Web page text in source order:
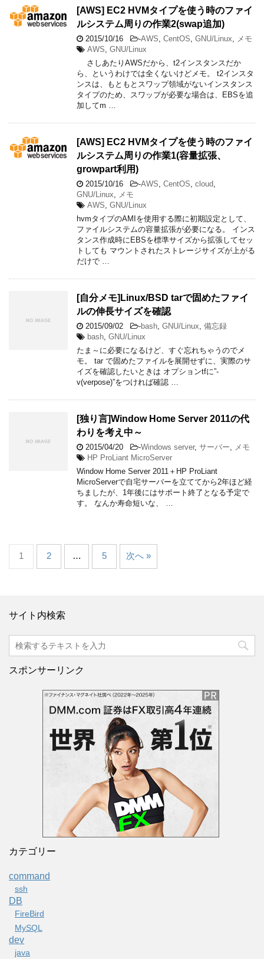
[AWS] EC2 HVMタイプを使う時のファイ
ルシステム周りの作業2(swap追加)
2015/10/16 -AWS, CentOS, GNU/Linux, メモ
AWS, GNU/Linux
さしあたりAWSだから、t2インスタンスだか
ら、というわけでは全くないけどメモ。 t2インスタ
ンスは、もともとスワップ領域がないインスタンス
タイプのため、スワップが必要な場合は、EBSを追
加してm …
[AWS] EC2 HVMタイプを使う時のファイ
ルシステム周りの作業1(容量拡張、
growpart利用)
2015/10/16 -AWS, CentOS, cloud,
GNU/Linux, メモ
AWS, GNU/Linux
hvmタイプのAMIを使用する際に初期設定として、
ファイルシステムの容量拡張が必要になる。 インス
タンス作成時にEBSを標準サイズから拡張してセッ
トしても マウントされたストレージサイズが上がる
だけで …
[自分メモ]Linux/BSD tarで固めたファイ
ルの伸長サイズを確認
2015/09/02 -bash, GNU/Linux, 備忘録
bash, GNU/Linux
たま～に必要になるけど、すぐ忘れちゃうのでメ
モ。 tar で固めたファイルを展開せずに、実際のサ
イズを確認したいときは オプションtfに”-
v(verpose)”をつければ確認 …
[独り言]Window Home Server 2011の代
わりを考え中～
2015/04/20 -Windows server, サーバー, メモ
HP ProLiant MicroServer
Window Home Server 2011＋HP ProLiant
MicroServerで自宅サーバーを立ててから2年ほど経
ちましたが、1年後にはサポート終了となる予定で
す。 なんか寿命短いな、 …
1 2 … 5 次へ »
サイト内検索
スポンサーリンク
カテゴリー
command
ssh
DB
FireBird
MySQL
dev
java